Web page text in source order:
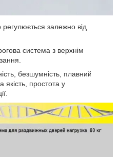
залежно від
система з верхнім
безшумність, плавний
якість, простота у